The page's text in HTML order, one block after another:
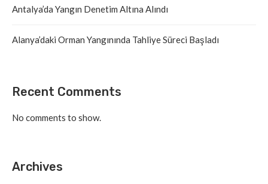
Antalya’da Yangın Denetim Altına Alındı
Alanya’daki Orman Yangınında Tahliye Süreci Başladı
Recent Comments
No comments to show.
Archives